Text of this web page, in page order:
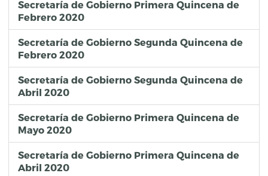
Secretaría de Gobierno Primera Quincena de
Febrero 2020
Secretaría de Gobierno Segunda Quincena de
Febrero 2020
Secretaría de Gobierno Segunda Quincena de
Abril 2020
Secretaría de Gobierno Primera Quincena de
Mayo 2020
Secretaría de Gobierno Primera Quincena de
Abril 2020